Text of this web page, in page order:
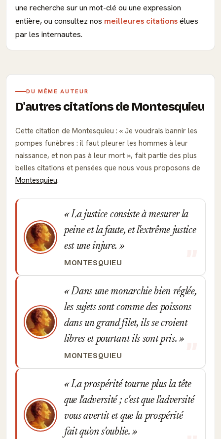
une recherche sur un mot-clé ou une expression
entière, ou consultez nos meilleures citationsélues
par les internautes.
DU MÊME AUTEUR
D'autres citations de Montesquieu
Cette citation de Montesquieu :
Je voudrais bannir les
pompes funèbres : il faut pleurer les hommes à leur
naissance, et non pas à leur mort , fait partie des plus
belles citations et pensées que nous vous proposons de
Montesquieu.
La justice consiste à mesurer la
peine et la faute, et l'extrême justice
est une injure.
MONTESQUIEU
Dans une monarchie bien réglée,
les sujets sont comme des poissons
dans un grand filet, ils se croient
libres et pourtant ils sont pris.
MONTESQUIEU
La prospérité tourne plus la tête
que l'adversité ; c'est que l'adversité
vous avertit et que la prospérité
fait qu'on s'oublie.